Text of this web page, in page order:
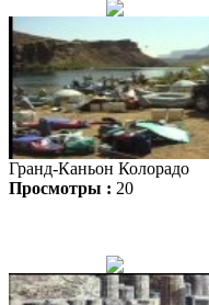
Гранд-Каньон Колорадо
Просмотры : 20